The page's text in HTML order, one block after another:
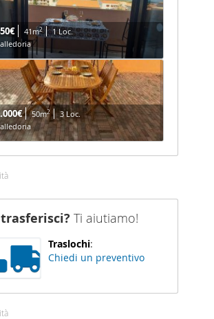
41m2
1 Loc.
50m2
3 Loc.
Ti aiutiamo!
Traslochi:
Chiedi un preventivo